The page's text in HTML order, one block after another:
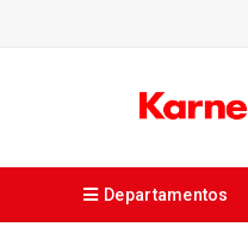
Departamentos